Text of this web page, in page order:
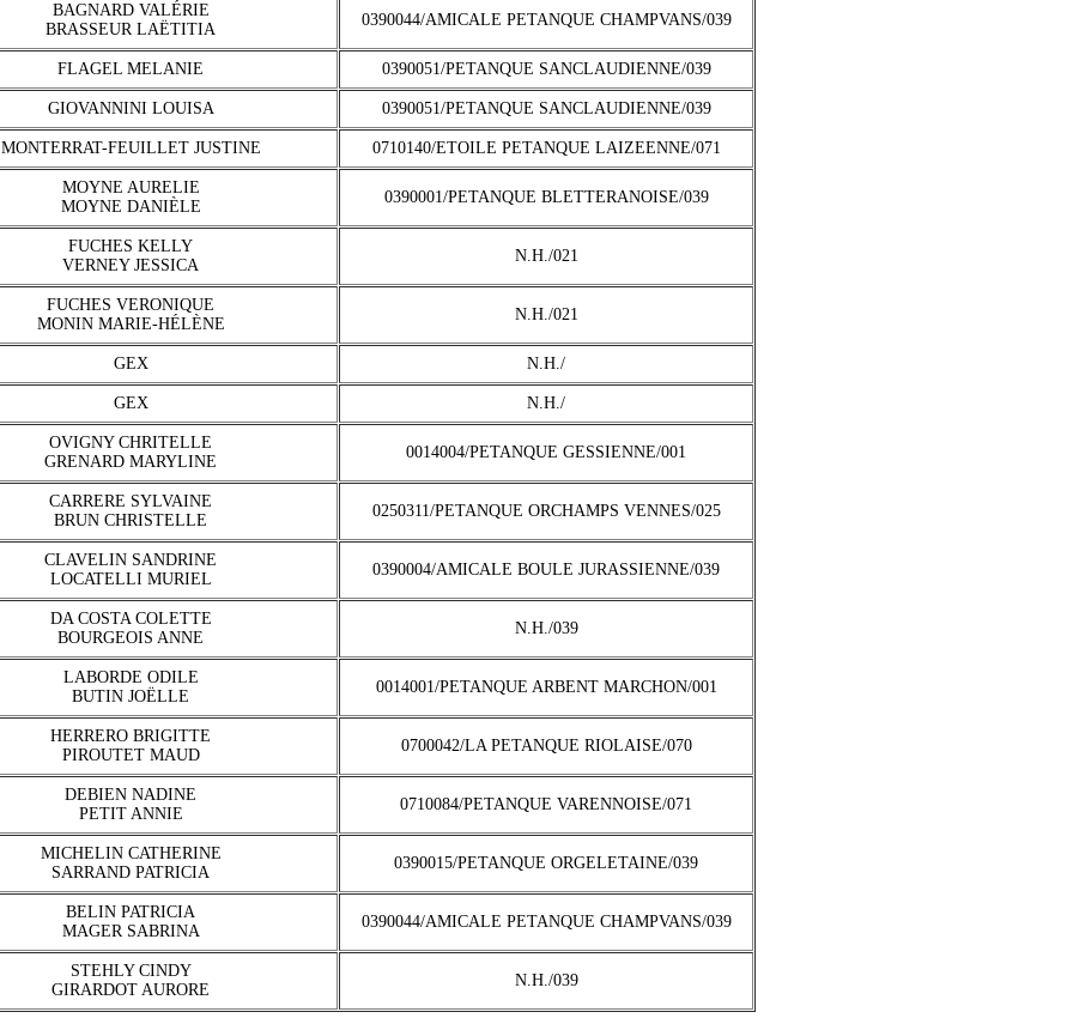
BAGNARD VALÉRIE
BRASSEUR LAËTITIA
0390044/AMICALE PETANQUE CHAMPVANS/039
FLAGEL MELANIE 0390051/PETANQUE SANCLAUDIENNE/039
GIOVANNINI LOUISA 0390051/PETANQUE SANCLAUDIENNE/039
MONTERRAT-FEUILLET JUSTINE 0710140/ETOILE PETANQUE LAIZEENNE/071
MOYNE AURELIE
MOYNE DANIÈLE
0390001/PETANQUE BLETTERANOISE/039
FUCHES KELLY
VERNEY JESSICA
N.H./021
FUCHES VERONIQUE
MONIN MARIE-HÉLÈNE
N.H./021
GEX N.H./
GEX N.H./
OVIGNY CHRITELLE
GRENARD MARYLINE
0014004/PETANQUE GESSIENNE/001
CARRERE SYLVAINE
BRUN CHRISTELLE
0250311/PETANQUE ORCHAMPS VENNES/025
CLAVELIN SANDRINE
LOCATELLI MURIEL
0390004/AMICALE BOULE JURASSIENNE/039
DA COSTA COLETTE
BOURGEOIS ANNE
N.H./039
LABORDE ODILE
BUTIN JOËLLE
0014001/PETANQUE ARBENT MARCHON/001
HERRERO BRIGITTE
PIROUTET MAUD
0700042/LA PETANQUE RIOLAISE/070
DEBIEN NADINE
PETIT ANNIE
0710084/PETANQUE VARENNOISE/071
MICHELIN CATHERINE
SARRAND PATRICIA
0390015/PETANQUE ORGELETAINE/039
BELIN PATRICIA
MAGER SABRINA
0390044/AMICALE PETANQUE CHAMPVANS/039
STEHLY CINDY
GIRARDOT AURORE
N.H./039